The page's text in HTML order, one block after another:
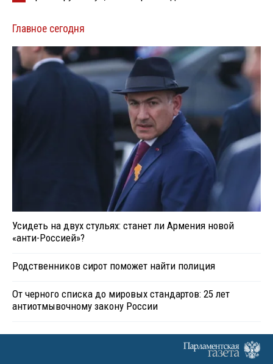
Главное сегодня
Усидеть на двух стульях: станет ли Армения новой
«анти-Россией»?
Родственников сирот поможет найти полиция
От черного списка до мировых стандартов: 25 лет
антиотмывочному закону России